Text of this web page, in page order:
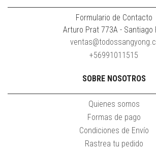
Formulario de Contacto
Arturo Prat 773A - Santiago
+56991011515
SOBRE NOSOTROS
Quienes somos
Formas de pago
Condiciones de Envío
Rastrea tu pedido